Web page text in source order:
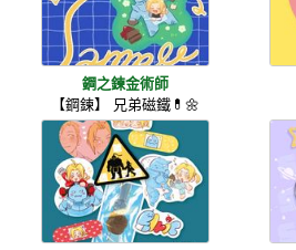
鋼之鍊金術師
【鋼鍊】 兄弟磁鐵💊🌼